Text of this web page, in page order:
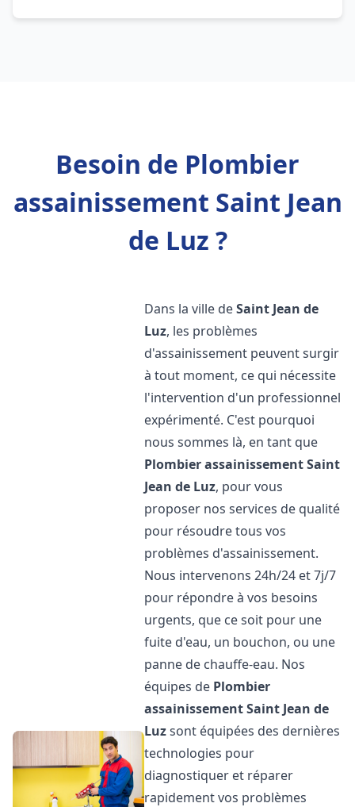
Besoin de Plombier
assainissement Saint Jean
de Luz ?
Dans la ville deSaint Jean de
Luz, les problèmes
d'assainissement peuvent surgir
à tout moment, ce qui nécessite
l'intervention d'un professionnel
expérimenté. C'est pourquoi
nous sommes là, en tant que
Plombier assainissementSaint
Jean de Luz, pour vous
proposer nos services de qualité
pour résoudre tous vos
problèmes d'assainissement.
Nous intervenons 24h/24 et 7j/7
pour répondre à vos besoins
urgents, que ce soit pour une
fuite d'eau, un bouchon, ou une
panne de chauffe-eau. Nos
équipes de Plombier
assainissementSaint Jean de
Luzsont équipées des dernières
technologies pour
diagnostiquer et réparer
rapidement vos problèmes